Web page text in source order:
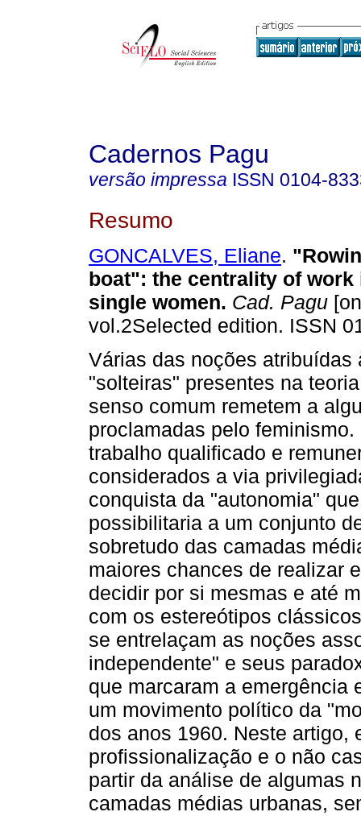
Cadernos Pagu
versão impressa ISSN 0104-
Resumo
GONCALVES, Eliane.
boat": the centrality of work
single women. Cad. Pagu
vol.2Selected edition. ISSN
Várias das noções atribuídas
"solteiras" presentes na
senso comum remetem a
proclamadas pelo
trabalho qualificado e
considerados a via
conquista da "autonomia"
possibilitaria a um conjunto
sobretudo das camadas
maiores chances de realizar
decidir por si mesmas e até
com os estereótipos
se entrelaçam as noções
independente" e seus
que marcaram a emergência
um movimento político da
dos anos 1960. Neste artigo,
profissionalização e o não
partir da análise de algumas
camadas médias urbanas,